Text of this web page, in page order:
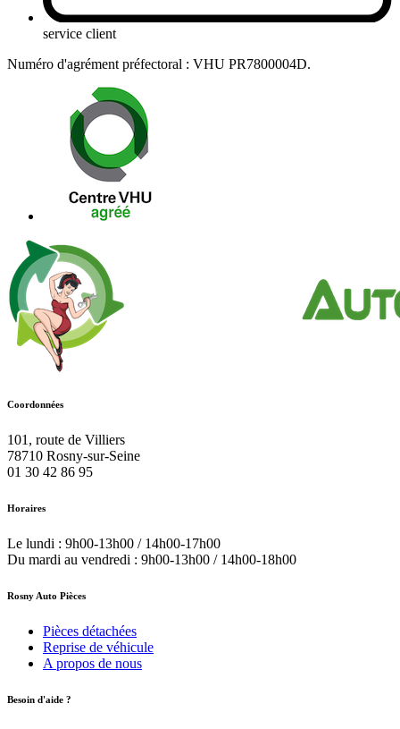
service client
Numéro d'agrément préfectoral : VHU PR7800004D.
Coordonnées
101, route de Villiers
78710 Rosny-sur-Seine
01 30 42 86 95
Horaires
Le lundi : 9h00-13h00 / 14h00-17h00
Du mardi au vendredi : 9h00-13h00 / 14h00-18h00
Rosny Auto Pièces
Pièces détachées
Reprise de véhicule
A propos de nous
Besoin d'aide ?